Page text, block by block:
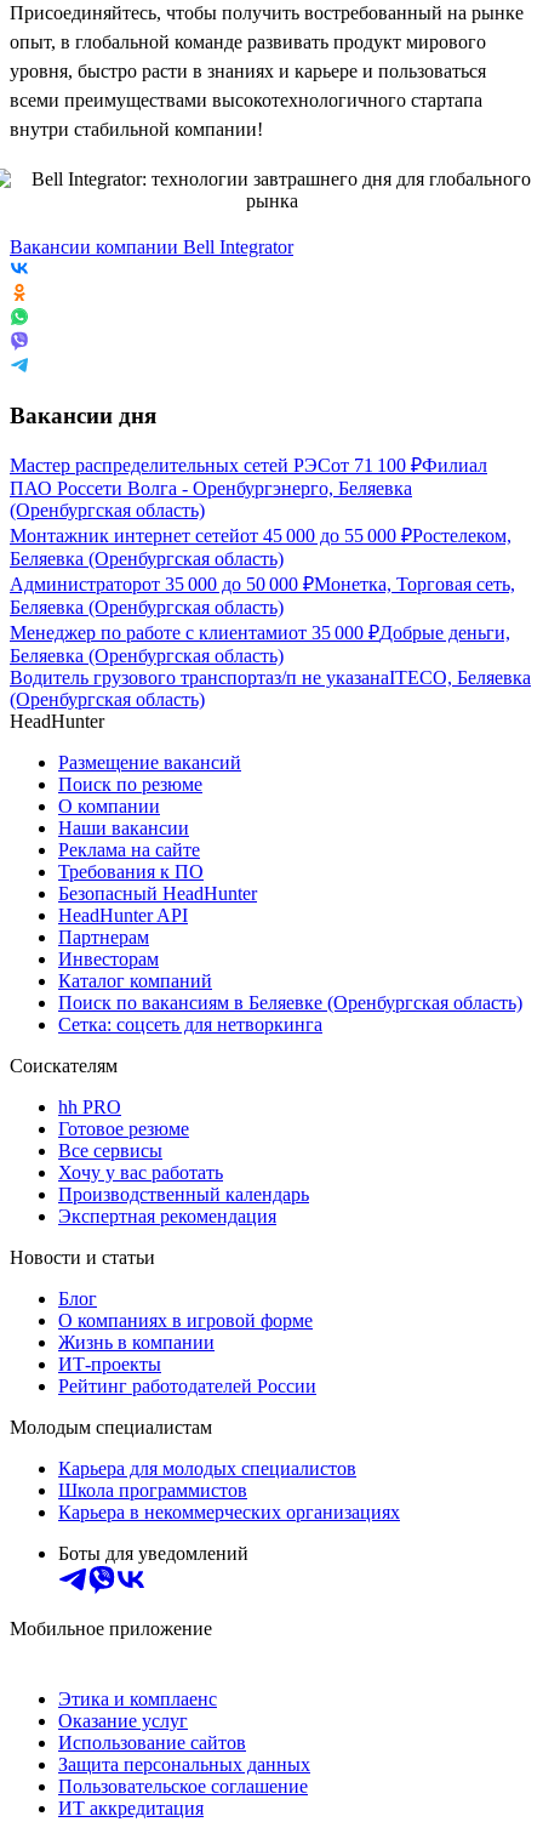
Присоединяйтесь, чтобы получить востребованный на рынке
опыт, в глобальной команде развивать продукт мирового
уровня, быстро расти в знаниях и карьере и пользоваться
всеми преимуществами высокотехнологичного стартапа
внутри стабильной компании!
Вакансии компании Bell Integrator
Вакансии дня
Мастер распределительных сетей РЭСот 71 100 ₽Филиал
ПАО Россети Волга - Оренбургэнерго, Беляевка
(Оренбургская область)
Монтажник интернет сетейот 45 000 до 55 000 ₽Ростелеком,
Беляевка (Оренбургская область)
Администраторот 35 000 до 50 000 ₽Монетка, Торговая сеть,
Беляевка (Оренбургская область)
Менеджер по работе с клиентамиот 35 000 ₽Добрые деньги,
Беляевка (Оренбургская область)
Водитель грузового транспортаз/п не указанаITECO, Беляевка
(Оренбургская область)
HeadHunter
Размещение вакансий
Поиск по резюме
О компании
Наши вакансии
Реклама на сайте
Требования к ПО
Безопасный HeadHunter
HeadHunter API
Партнерам
Инвесторам
Каталог компаний
Поиск по вакансиям в Беляевке (Оренбургская область)
Сетка: соцсеть для нетворкинга
Соискателям
hh PRO
Готовое резюме
Все сервисы
Хочу у вас работать
Производственный календарь
Экспертная рекомендация
Новости и статьи
Блог
О компаниях в игровой форме
Жизнь в компании
ИТ-проекты
Рейтинг работодателей России
Молодым специалистам
Карьера для молодых специалистов
Школа программистов
Карьера в некоммерческих организациях
Боты для уведомлений
Мобильное приложение
Этика и комплаенс
Оказание услуг
Использование сайтов
Защита персональных данных
Пользовательское соглашение
ИТ аккредитация